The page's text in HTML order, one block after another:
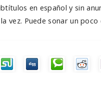
en español y sin
vez. Puede sonar un